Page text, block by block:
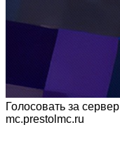
Голосовать за сервер
mc.prestolmc.ru